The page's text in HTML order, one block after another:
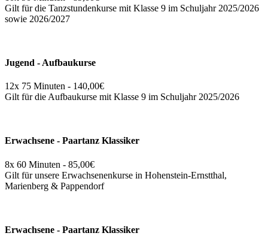
Gilt für die Tanzstundenkurse mit Klasse 9 im Schuljahr 2025/2026
sowie 2026/2027
Jugend - Aufbaukurse
12x 75 Minuten - 140,00€
Gilt für die Aufbaukurse mit Klasse 9 im Schuljahr 2025/2026
Erwachsene - Paartanz Klassiker
8x 60 Minuten - 85,00€
Gilt für unsere Erwachsenenkurse in Hohenstein-Ernstthal,
Marienberg & Pappendorf
Erwachsene - Paartanz Klassiker